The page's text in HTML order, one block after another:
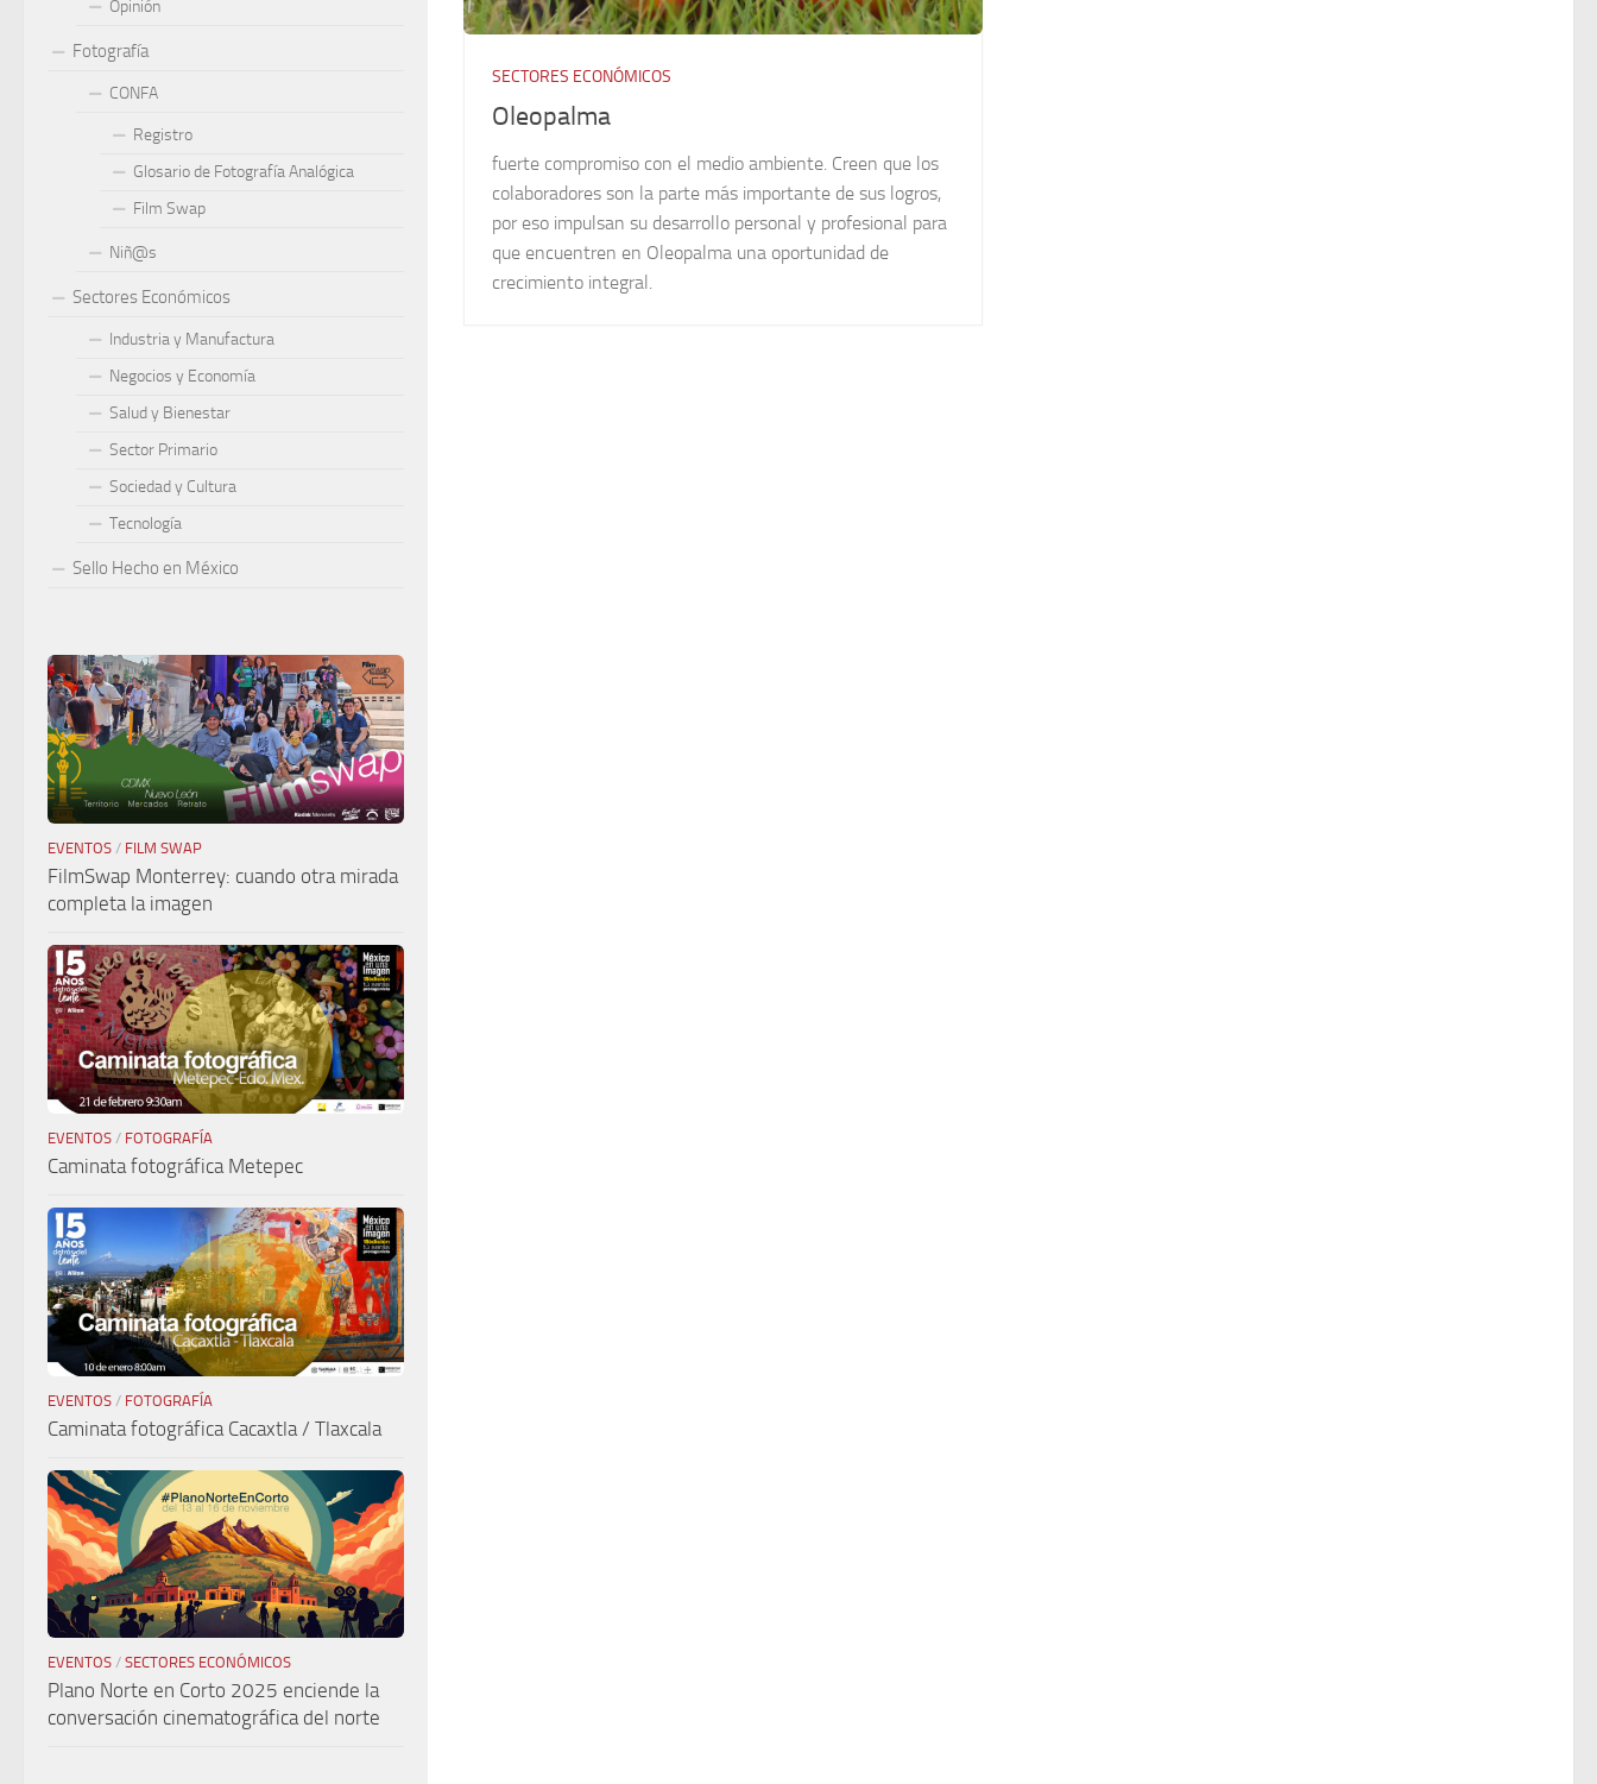
SECTORES ECONÓMICOS
Oleopalma
fuerte compromiso con el medio ambiente. Creen que los
colaboradores son la parte más importante de sus logros,
por eso impulsan su desarrollo personal y profesional para
que encuentren en Oleopalma una oportunidad de
crecimiento integral.
Opinión
Fotografía
CONFA
Registro
Glosario de Fotografía Analógica
Film Swap
Niñ@s
Sectores Económicos
Industria y Manufactura
Negocios y Economía
Salud y Bienestar
Sector Primario
Sociedad y Cultura
Tecnología
Sello Hecho en México
EVENTOS / FILM SWAP
FilmSwap Monterrey: cuando otra mirada
completa la imagen
EVENTOS / FOTOGRAFÍA
Caminata fotográfica Metepec
EVENTOS / FOTOGRAFÍA
Caminata fotográfica Cacaxtla / Tlaxcala
EVENTOS / SECTORES ECONÓMICOS
Plano Norte en Corto 2025 enciende la
conversación cinematográfica del norte